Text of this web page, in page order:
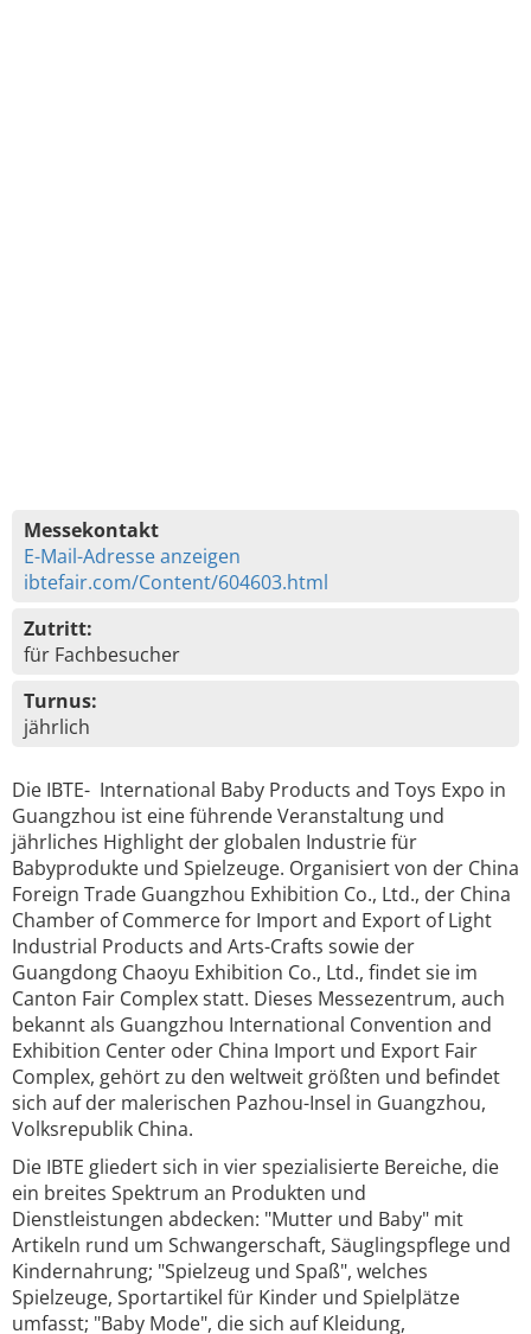
Messekontakt
E-Mail-Adresse anzeigen
ibtefair.com/Content/604603.html
Zutritt:
für Fachbesucher
Turnus:
jährlich
Die IBTE- International Baby Products and Toys Expo in
Guangzhou ist eine führende Veranstaltung und
jährliches Highlight der globalen Industrie für
Babyprodukte und Spielzeuge. Organisiert von der China
Foreign Trade Guangzhou Exhibition Co., Ltd., der China
Chamber of Commerce for Import and Export of Light
Industrial Products and Arts-Crafts sowie der
Guangdong Chaoyu Exhibition Co., Ltd., findet sie im
Canton Fair Complex statt. Dieses Messezentrum, auch
bekannt als Guangzhou International Convention and
Exhibition Center oder China Import und Export Fair
Complex, gehört zu den weltweit größten und befindet
sich auf der malerischen Pazhou-Insel in Guangzhou,
Volksrepublik China.
Die IBTE gliedert sich in vier spezialisierte Bereiche, die
ein breites Spektrum an Produkten und
Dienstleistungen abdecken: "Mutter und Baby" mit
Artikeln rund um Schwangerschaft, Säuglingspflege und
Kindernahrung; "Spielzeug und Spaß", welches
Spielzeuge, Sportartikel für Kinder und Spielplätze
umfasst; "Baby Mode", die sich auf Kleidung,